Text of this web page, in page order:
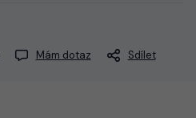
Mám dotaz Sdílet